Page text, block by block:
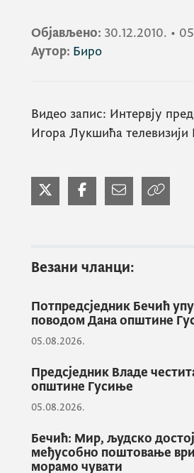
Објављено: 30.12.2010. •
Аутор: Биро
Видео запис: Интервју
Игора Лукшића телевизији
Везани чланци:
Потпредсједник Бечић
поводом Дана општине
05.08.2026.
Предсједник Владе
општине Гусиње
05.08.2026.
Бечић: Мир, људско
међусобно поштовање
морамо чувати